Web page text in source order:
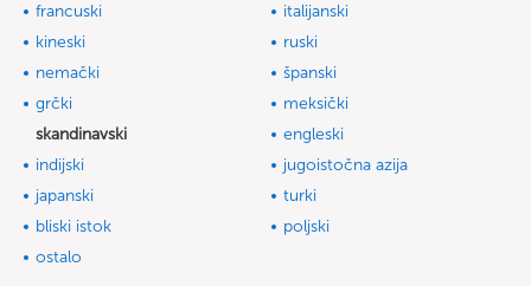
francuski
italijanski
kineski
ruski
nemački
španski
grčki
meksički
skandinavski
engleski
indijski
jugoistočna azija
japanski
turki
bliski istok
poljski
ostalo